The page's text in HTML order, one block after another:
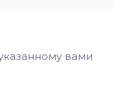
вами